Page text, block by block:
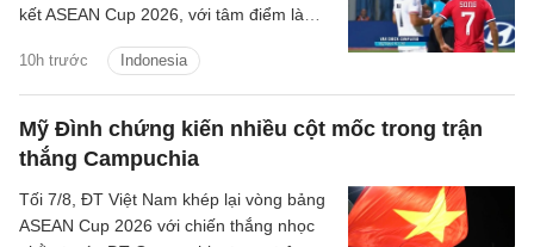
10h trước Indonesia
kết ASEAN Cup 2026, với tâm điểm là
Salim.
Mỹ Đình chứng kiến nhiều cột mốc trong trận
thắng Campuchia
Tối 7/8, ĐT Việt Nam khép lại vòng bảng
ASEAN Cup 2026 với chiến thắng nhọc